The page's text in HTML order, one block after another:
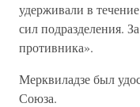
удерживали в
сил подразделения.
противника».
Мерквиладзе был
Союза.